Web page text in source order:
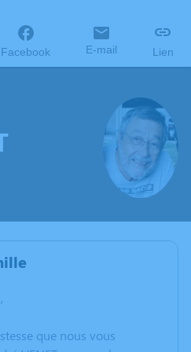
Facebook E-mail Lien
que nous vous